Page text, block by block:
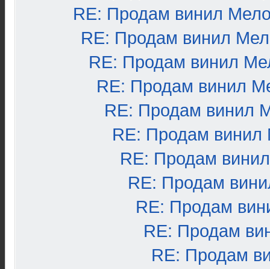
RE: Продам винил
RE: Продам винил
RE: Продам винил
RE: Продам винил
RE: Продам винил
RE: Продам винил
RE: Продам
RE: Продам
RE: Продам
RE: Продам
RE: Продам